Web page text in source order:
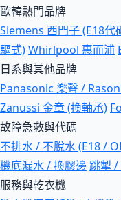
歐韓熱門品牌
Siemens 西門子 (E18代
驅式)Whirlpool 惠而浦
日系與其他品牌
Panasonic 樂聲 /
Zanussi 金章 (換軸承)
故障急救與代碼
不排水 / 不脫水 (E18 /
機底漏水 / 換膠邊跳掣 /
服務與乾衣機